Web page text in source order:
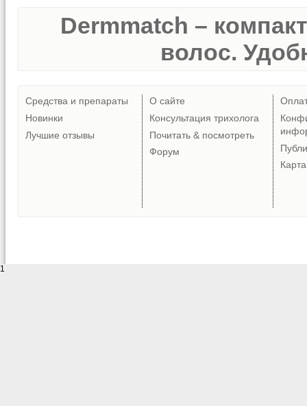
Dermmatch –
волос.
Средства и препараты
Новинки
Лучшие отзывы
О сайте
Консультация трихолога
Почитать & посмотреть
Форум
1